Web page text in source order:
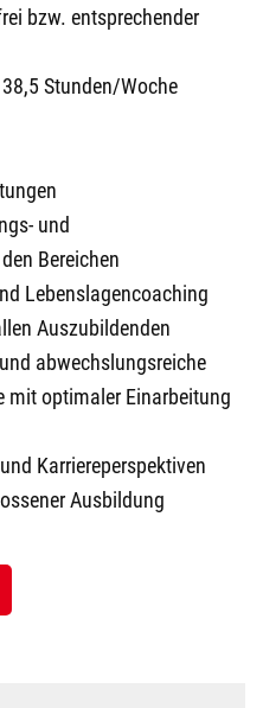
bzw. entsprechender
Stunden/Woche
und
Bereichen
Lebenslagencoaching
Auszubildenden
abwechslungsreiche
mit optimaler Einarbeitung
Karriereperspektiven
Ausbildung